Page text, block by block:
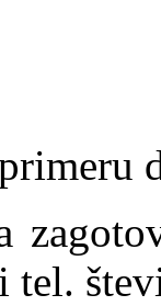
tel.